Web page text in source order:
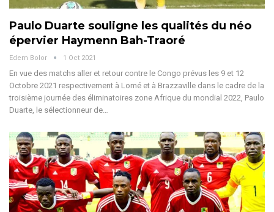
Paulo Duarte souligne les qualités du néo
épervier Haymenn Bah-Traoré
Edem Bolor 1 Oct 2021
En vue des matchs aller et retour contre le Congo prévus les 9 et 12
Octobre 2021 respectivement à Lomé et à Brazzaville dans le cadre de la
troisième journée des éliminatoires zone Afrique du mondial 2022, Paulo
Duarte, le sélectionneur de…